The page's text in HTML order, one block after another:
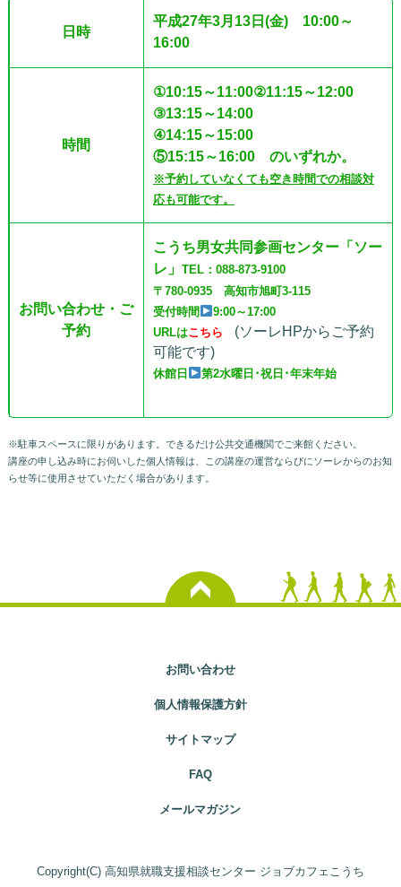
日時
平成27年3月13日(金) 10:00～
16:00
時間
①10:15～11:00②11:15～12:00
③13:15～14:00
④14:15～15:00
⑤15:15～16:00 のいずれか。
※予約していなくても空き時間での相談対
応も可能です。
お問い合わせ ・ ご
予約
こうち男女共同参画センター「ソー
レ」 TEL：088-873-9100
〒780-0935 高知市旭町3-115
受付時間
9:00～17:00
URLはこちら
(ソーレHPからご予約
可能です)
休館日 第2水曜日･祝日･年末年始
※駐車スペースに限りがあります。できるだけ公共交通機関でご来館ください。
講座の申し込み時にお伺いした個人情報は、この講座の運営ならびにソーレからのお知
らせ等に使用させていただく場合があります。
お問い合わせ
個人情報保護方針
サイトマップ
FAQ
メールマガジン
Copyright(C) 高知県就職支援相談センター ジョブカフェこうち